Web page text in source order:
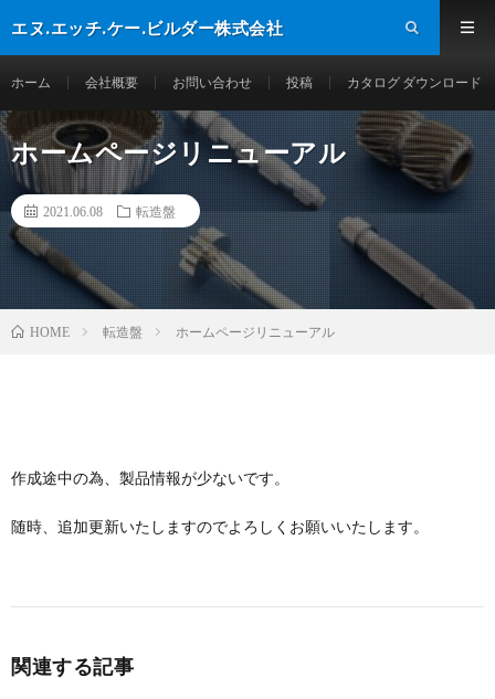
エヌ.エッチ.ケー.ビルダー株式会社
ホーム 会社概要 お問い合わせ 投稿 カタログ ダウンロード
ホームページリニューアル
2021.06.08 転造盤
HOME 転造盤 ホームページリニューアル
作成途中の為、製品情報が少ないです。
随時、追加更新いたしますのでよろしくお願いいたします。
関連する記事